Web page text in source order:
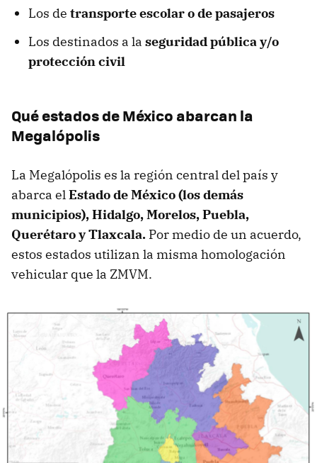
Los de transporte escolar o de pasajeros
Los destinados a la seguridad pública y/o
protección civil
Qué estados de México abarcan la
Megalópolis
La Megalópolis es la región central del país y
abarca elEstado de México (los demás
municipios), Hidalgo, Morelos, Puebla,
Querétaro y Tlaxcala. Por medio de un acuerdo,
estos estados utilizan la misma homologación
vehicular que la ZMVM.